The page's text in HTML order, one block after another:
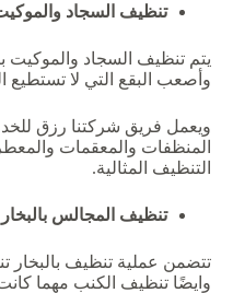
تنظيف السجاد والموكيت
يتم تنظيف السجاد والموكيت
وأصعب البقع التي لا تستطيع
ويعمل فريق شركتنا رزق
المنظفات والمعقمات
التنظيف المثالية.
تنظيف المجالس بالبخار
تتضمن عملية تنظيف بالبخار
وايضًا تنظيف الكنب مهما